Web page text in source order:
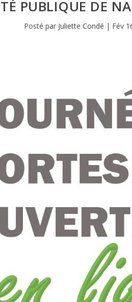
PUBLIQUE DE
Posté par Juliette Condé | Fév